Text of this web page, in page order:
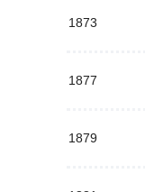
1873
1877
1879